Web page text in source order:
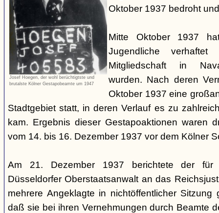
Josef Hoegen, der wohl berüchtigtste und
brutalste Kölner Gestapobeamte um 1947
Oktober 1937 bedroht
Mitte Oktober 1937
Jugendliche
Mitgliedschaft in
wurden. Nach deren
Oktober 1937 eine
Stadtgebiet statt, in deren Verlauf es zu
kam. Ergebnis dieser Gestapoaktionen waren
vom 14. bis 16. Dezember 1937 vor dem Kölner
Am 21. Dezember 1937 berichtete der für
Düsseldorfer Oberstaatsanwalt an das
mehrere Angeklagte in nichtöffentlicher Sitzung
daß sie bei ihren Vernehmungen durch Beamte